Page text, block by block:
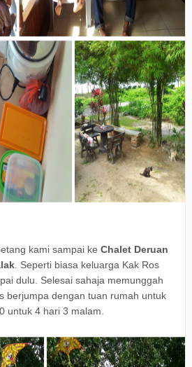
kami sampai ke Chalet Deruan
. Seperti biasa keluarga Kak Ros
dulu. Selesai sahaja memunggah
berjumpa dengan tuan rumah untuk
untuk 4 hari 3 malam.